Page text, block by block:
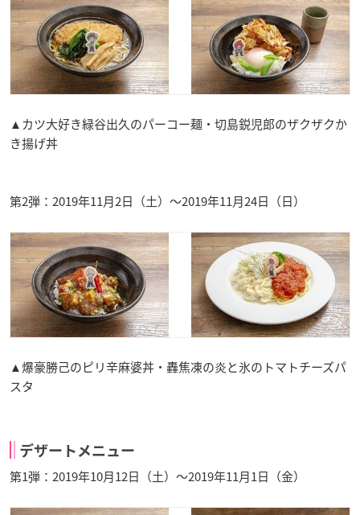
▲カツ大好き緑谷出久のパーコー麺・切島鋭児郎のザクザクか
き揚げ丼
第2弾：2019年11月2日（土）～2019年11月24日（日）
▲爆豪勝己のピリ辛麻婆丼・轟焦凍の炎と氷のトマトチーズパ
スタ
デザートメニュー
第1弾：2019年10月12日（土）～2019年11月1日（金）